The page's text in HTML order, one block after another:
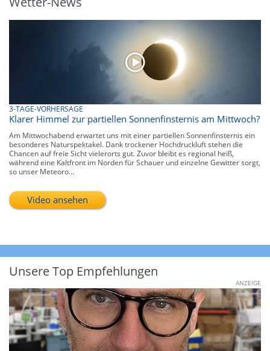
3-TAGE-VORHERSAGE
Klarer Himmel zur partiellen Sonnenfinsternis am Mittwoch?
Am Mittwochabend erwartet uns mit einer partiellen Sonnenfinsternis ein
besonderes Naturspektakel. Dank trockener Hochdruckluft stehen die
Chancen auf freie Sicht vielerorts gut. Zuvor bleibt es regional heiß,
während eine Kaltfront im Norden für Schauer und einzelne Gewitter sorgt,
so unser Meteoro...
Video ansehen
Unsere Top Empfehlungen
ANZEIGE